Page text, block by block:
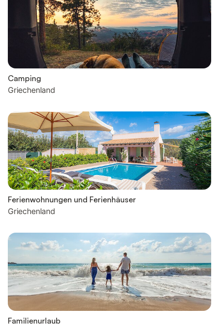
Camping
Griechenland
Ferienwohnungen und Ferienhäuser
Griechenland
Familienurlaub